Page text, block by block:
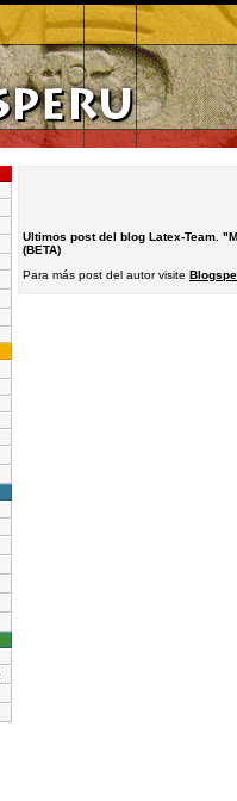
Ultimos post del blog Latex-Team.
(BETA)
Para más post del autor visite